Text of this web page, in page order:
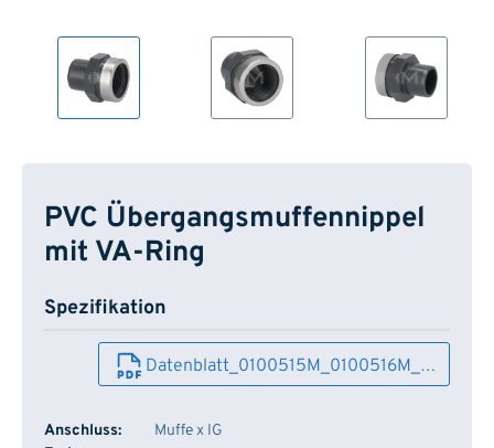
PVC Übergangsmuffennippel
mit VA-Ring
Spezifikation
Datenblatt_0100515M_0100516M_…
Anschluss:
Muffe x IG